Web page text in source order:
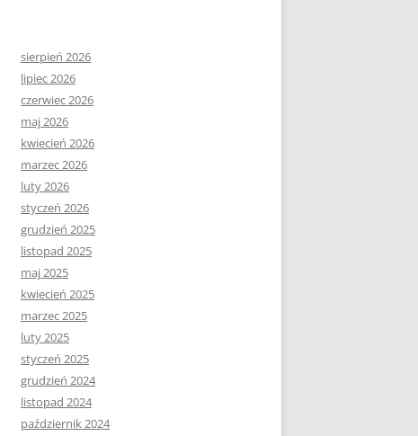
sierpień 2026
lipiec 2026
czerwiec 2026
maj 2026
kwiecień 2026
marzec 2026
luty 2026
styczeń 2026
grudzień 2025
listopad 2025
maj 2025
kwiecień 2025
marzec 2025
luty 2025
styczeń 2025
grudzień 2024
listopad 2024
październik 2024